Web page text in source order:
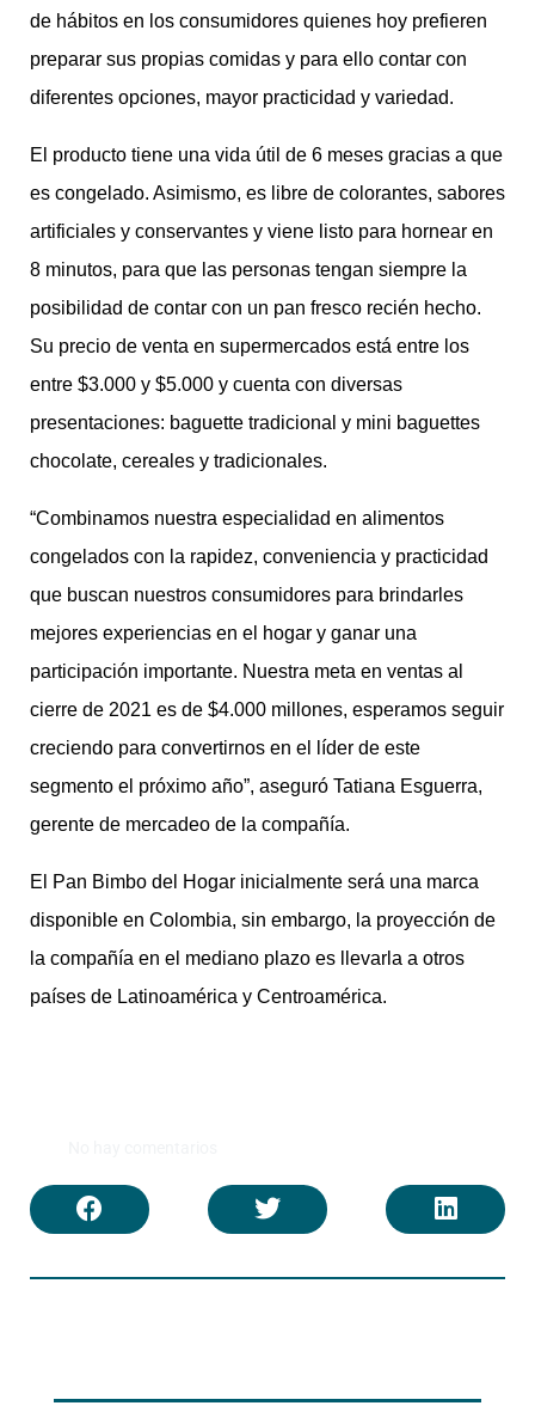
de hábitos en los consumidores quienes hoy prefieren
preparar sus propias comidas y para ello contar con
diferentes opciones, mayor practicidad y variedad.
El producto tiene una vida útil de 6 meses gracias a que
es congelado. Asimismo, es libre de colorantes, sabores
artificiales y conservantes y viene listo para hornear en
8 minutos, para que las personas tengan siempre la
posibilidad de contar con un pan fresco recién hecho.
Su precio de venta en supermercados está entre los
entre $3.000 y $5.000 y cuenta con diversas
presentaciones: baguette tradicional y mini baguettes
chocolate, cereales y tradicionales.
“Combinamos nuestra especialidad en alimentos
congelados con la rapidez, conveniencia y practicidad
que buscan nuestros consumidores para brindarles
mejores experiencias en el hogar y ganar una
participación importante. Nuestra meta en ventas al
cierre de 2021 es de $4.000 millones, esperamos seguir
creciendo para convertirnos en el líder de este
segmento el próximo año”, aseguró Tatiana Esguerra,
gerente de mercadeo de la compañía.
El Pan Bimbo del Hogar inicialmente será una marca
disponible en Colombia, sin embargo, la proyección de
la compañía en el mediano plazo es llevarla a otros
países de Latinoamérica y Centroamérica.